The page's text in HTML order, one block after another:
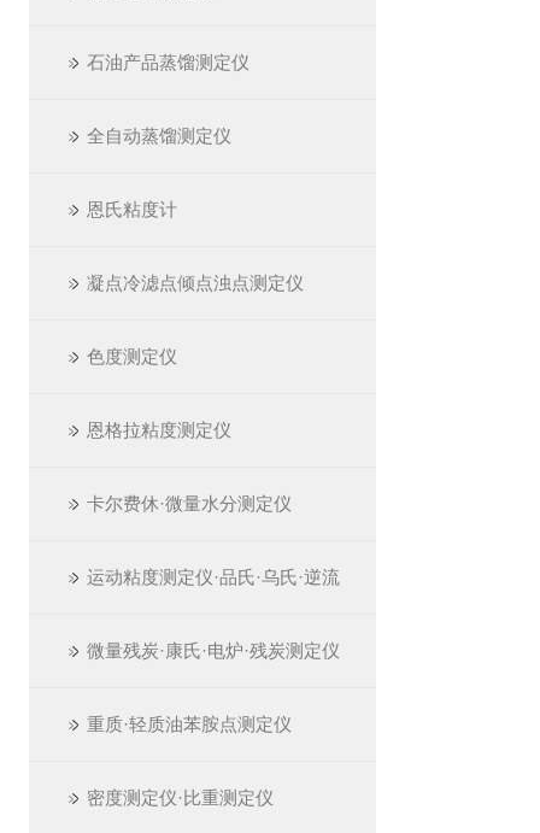
石油产品蒸馏测定仪
全自动蒸馏测定仪
恩氏粘度计
凝点冷滤点倾点浊点测定仪
色度测定仪
恩格拉粘度测定仪
卡尔费休·微量水分测定仪
运动粘度测定仪·品氏·乌氏·逆流
微量残炭·康氏·电炉·残炭测定仪
重质·轻质油苯胺点测定仪
密度测定仪·比重测定仪